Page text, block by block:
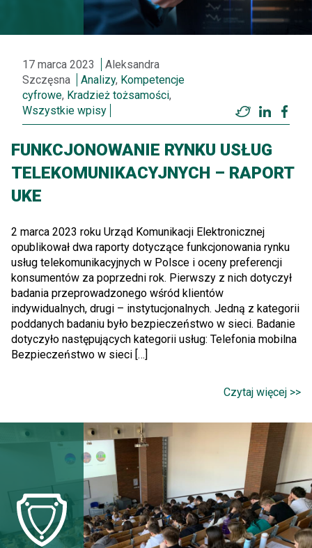
17 marca 2023
Aleksandra
Szczęsna
Analizy, Kompetencje
cyfrowe, Kradzież tożsamości,
Wszystkie wpisy
Twitter
FUNKCJONOWANIE RYNKU USŁUG
TELEKOMUNIKACYJNYCH – RAPORT
UKE
2 marca 2023 roku Urząd Komunikacji Elektronicznej
opublikował dwa raporty dotyczące funkcjonowania rynku
usług telekomunikacyjnych w Polsce i oceny preferencji
konsumentów za poprzedni rok. Pierwszy z nich dotyczył
badania przeprowadzonego wśród klientów
indywidualnych, drugi – instytucjonalnych. Jedną z kategorii
poddanych badaniu było bezpieczeństwo w sieci. Badanie
dotyczyło następujących kategorii usług: Telefonia mobilna
Bezpieczeństwo w sieci […]
Czytaj więcej >>